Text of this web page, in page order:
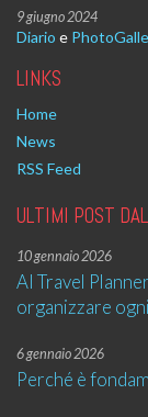
9 giugno 2024
Diario e
LINKS
Home
News
RSS Feed
ULTIMI POST
10 gennaio 2026
AI Travel
organizzare
6 gennaio 2026
Perché è